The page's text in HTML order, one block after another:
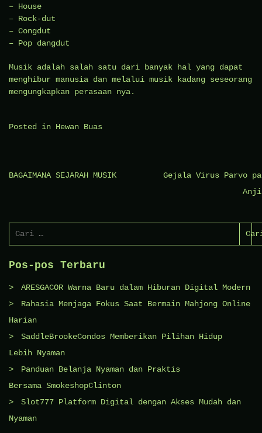
– House
– Rock-dut
– Congdut
– Pop dangdut
Musik adalah salah satu dari banyak hal yang dapat
menghibur manusia dan melalui musik kadang seseorang
mengungkapkan perasaan nya.
Posted in Hewan Buas
Navigasi
BAGAIMANA SEJARAH MUSIK
Gejala Virus Parvo
Pos-pos Terbaru
ARESGACOR Warna Baru dalam Hiburan Digital Modern
Rahasia Menjaga Fokus Saat Bermain Mahjong Online
Harian
SaddleBrookeCondos Memberikan Pilihan Hidup
Lebih Nyaman
Panduan Belanja Nyaman dan Praktis
Bersama SmokeshopClinton
Slot777 Platform Digital dengan Akses Mudah dan
Nyaman